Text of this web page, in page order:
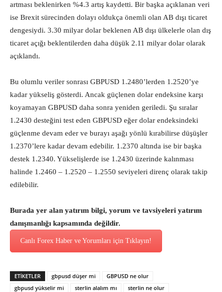
artması beklenirken %4.3 artış kaydetti. Bir başka açıklanan veri
ise Brexit sürecinden dolayı oldukça önemli olan AB dışı ticaret
dengesiydi. 3.30 milyar dolar beklenen AB dışı ülkelerle olan dış
ticaret açığı beklentilerden daha düşük 2.11 milyar dolar olarak
açıklandı.
Bu olumlu veriler sonrası GBPUSD 1.2480’lerden 1.2520’ye
kadar yükseliş gösterdi. Ancak güçlenen dolar endeksine karşı
koyamayan GBPUSD daha sonra yeniden geriledi. Şu sıralar
1.2430 desteğini test eden GBPUSD eğer dolar endeksindeki
güçlenme devam eder ve burayı aşağı yönlü kırabilirse düşüşler
1.2370’lere kadar devam edebilir. 1.2370 altında ise bir başka
destek 1.2340. Yükselişlerde ise 1.2430 üzerinde kalınması
halinde 1.2460 – 1.2520 – 1.2550 seviyeleri direnç olarak takip
edilebilir.
Burada yer alan yatırım bilgi, yorum ve tavsiyeleri yatırım
danışmanlığı kapsamında değildir.
Canlı Forex Haber ve Yorumları için Tıklayın!
ETİKETLER gbpusd düşer mi
GBPUSD ne olur
gbpusd yükselir mi
sterlin alalım mı sterlin ne olur